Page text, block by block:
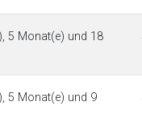
5 Monat(e) und 18
5 Monat(e) und 9